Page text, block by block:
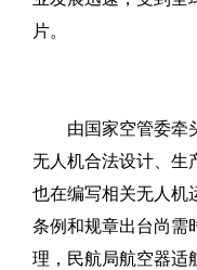
片。
由国家空管委牵
无人机合法设计、生
也在编写相关无人机
条例和规章出台尚需
理，民航局航空器适